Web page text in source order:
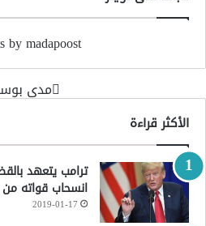
by madapoost
‏مدى
الأكثر قراءة
ترامب يتعهد
انسحاب قواته
2019-01-17